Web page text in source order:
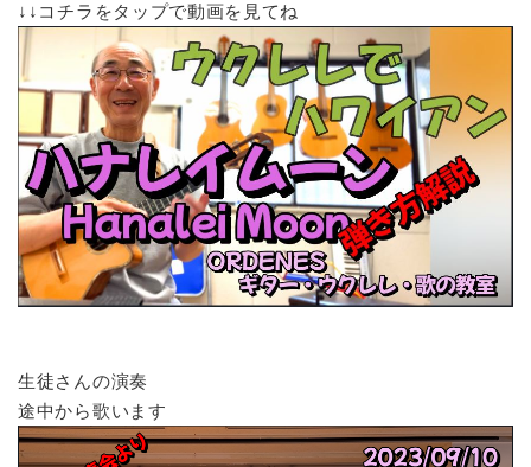
↓↓コチラをタップで動画を見てね
生徒さんの演奏
途中から歌います